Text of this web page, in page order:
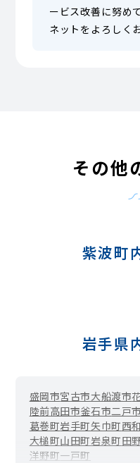
ービス改善に努め
ネットをよろしく
その他
紫波町
岩手県
盛岡市宮古市大船渡市
陸前高田市釜石市二戸市
葛巻町岩手町矢巾町西
大槌町山田町岩泉町田
洋野町一戸町